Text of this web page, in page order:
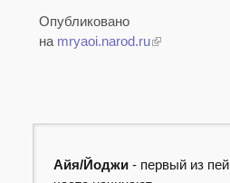
Опубликовано
на mryaoi.narod.ru
Айя/Йоджи - первый из